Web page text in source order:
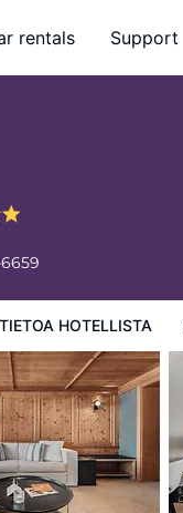
rentals Support
TIETOA HOTELLISTA